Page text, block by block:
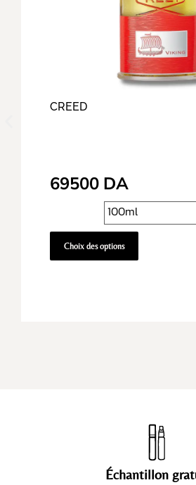
CREED
69500 DA
Choix des options
Échantillon